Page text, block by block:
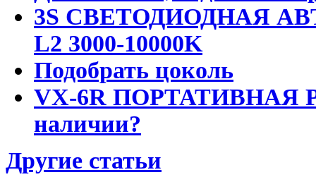
3S СВЕТОДИОДНАЯ
L2 3000-10000K
Подобрать цоколь
VX-6R ПОРТАТИВНАЯ
наличии?
Другие статьи